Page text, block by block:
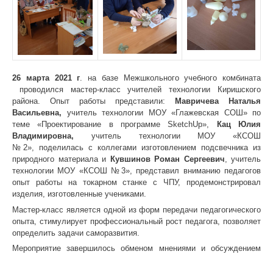
26 марта 2021 г. на базе Межшкольного учебного комбината
проводился мастер-класс учителей технологии Киришского
района. Опыт работы представили:
Мавричева Наталья
Васильевна, учитель технологии МОУ «Глажевская СОШ» по
теме «Проектирование в программе SketchUp»,
Кац Юлия
Владимировна, учитель технологии МОУ «КСОШ
№2»,
поделилась с коллегами изготовлением подсвечника из
природного материала и Кувшинов Роман Сергеевич, учитель
технологии МОУ «КСОШ №3», представил вниманию педагогов
опыт работы на токарном станке с ЧПУ, продемонстрировал
изделия, изготовленные учениками.
Мастер-класс является одной из форм передачи педагогического
опыта, стимулирует профессиональный рост педагога, позволяет
определить задачи саморазвития.
Мероприятие завершилось обменом мнениями и обсуждением